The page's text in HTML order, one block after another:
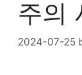
주의
2024-07-25